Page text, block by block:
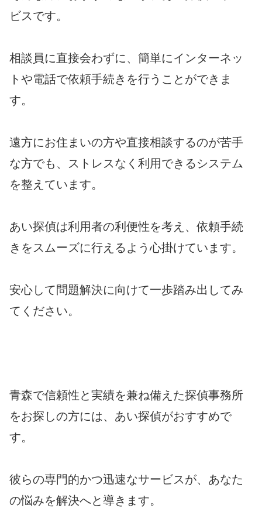
ビスです。
相談員に直接会わずに、簡単にインターネッ
トや電話で依頼手続きを行うことができま
す。
遠方にお住まいの方や直接相談するのが苦手
な方でも、ストレスなく利用できるシステム
を整えています。
あい探偵は利用者の利便性を考え、依頼手続
きをスムーズに行えるよう心掛けています。
安心して問題解決に向けて一歩踏み出してみ
てください。
青森で信頼性と実績を兼ね備えた探偵事務所
をお探しの方には、あい探偵がおすすめで
す。
彼らの専門的かつ迅速なサービスが、あなた
の悩みを解決へと導きます。